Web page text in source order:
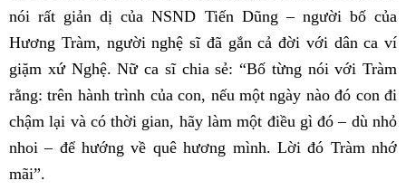
nói rất giản dị của NSND Tiến Dũng – người bố của
Hương Tràm, người nghệ sĩ đã gắn cả đời với dân ca ví
giặm xứ Nghệ. Nữ ca sĩ chia sẻ: “Bố từng nói với Tràm
rằng: trên hành trình của con, nếu một ngày nào đó con đi
chậm lại và có thời gian, hãy làm một điều gì đó – dù nhỏ
nhoi – để hướng về quê hương mình. Lời đó Tràm nhớ
mãi”.